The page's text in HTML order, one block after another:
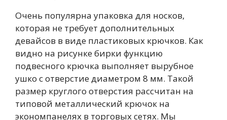
Очень популярна упаковка для носков,
которая не требует дополнительных
девайсов в виде пластиковых крючков. Как
видно на рисунке бирки функцию
подвесного крючка выполняет вырубное
ушко с отверстие диаметром 8 мм. Такой
размер круглого отверстия рассчитан на
типовой металлический крючок на
экономпанелях в торговых сетях. Мы